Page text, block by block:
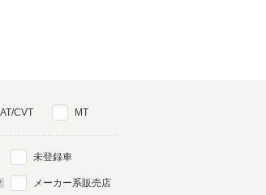
AT/CVT MT
未登録車
メーカー系販売店